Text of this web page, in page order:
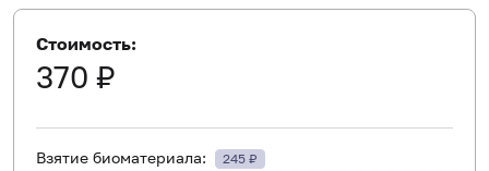
Стоимость:
370 ₽
Взятие биоматериала: 245 ₽